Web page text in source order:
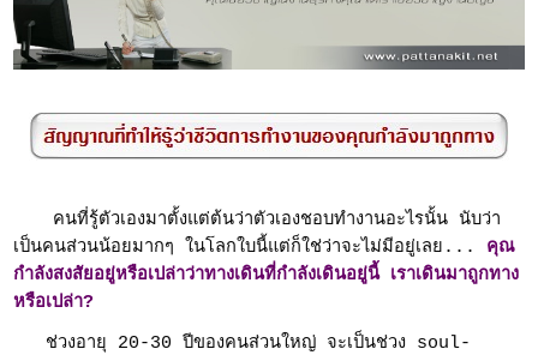
คนที่รู้ตัวเองมาตั้งแต่ต้นว่าตัวเองชอบทำงานอะไรนั้น นับว่า
เป็นคนส่วนน้อยมากๆ ในโลกใบนี้แต่ก็ใช่ว่าจะไม่มีอยู่เลย...
คุณ
กำลังสงสัยอยู่หรือเปล่าว่าทางเดินที่กำลังเดินอยู่นี้ เราเดินมาถูกทาง
หรือเปล่า?
ช่วงอายุ 20-30 ปีของคนส่วนใหญ่ จะเป็นช่วง soul-